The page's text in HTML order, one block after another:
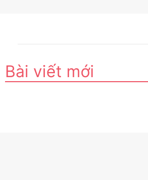
Bài viết mới